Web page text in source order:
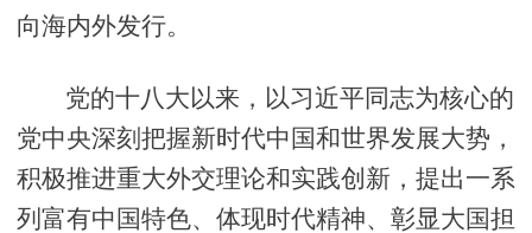
向海内外发行。
党的十八大以来，以习近平同志为核心的
党中央深刻把握新时代中国和世界发展大势，
积极推进重大外交理论和实践创新，提出一系
列富有中国特色、体现时代精神、彰显大国担